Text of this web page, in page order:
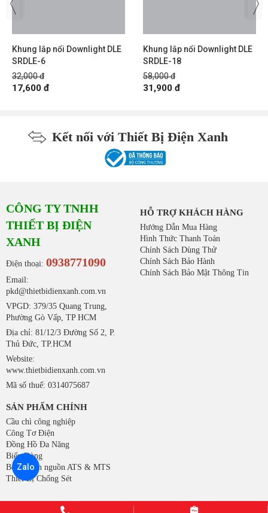
Khung lắp nổi Downlight DLE
SRDLE-6
32,000 đ
17,600 đ
Khung lắp nổi Downlight DLE
SRDLE-18
58,000 đ
31,900 đ
Kết nối với Thiết Bị Điện Xanh
CÔNG TY TNHH
THIẾT BỊ ĐIỆN
XANH
Điện thoại: 0938771090
Email:
pkd@thietbidienxanh.com.vn
VPGD: 379/35 Quang Trung,
Phường Gò Vấp, TP HCM
Địa chỉ: 81/12/3 Đường Số 2, P.
Thủ Đức, TP.HCM
Website:
www.thietbidienxanh.com.vn
Mã số thuế: 0314075687
HỖ TRỢ KHÁCH HÀNG
Hướng Dẫn Mua Hàng
Hình Thức Thanh Toán
Chính Sách Dùng Thử
Chính Sách Bảo Hành
Chính Sách Bảo Mật Thông Tin
SẢN PHẨM CHÍNH
Cầu chì công nghiệp
Công Tơ Điện
Đồng Hồ Đa Năng
Biến Dòng
Bộ chuyển nguồn ATS & MTS
Thiết Bị Chống Sét
Zalo